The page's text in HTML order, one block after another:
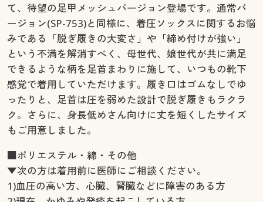
て、待望の足甲メッシュバージョン登場です。通常バ
ージョン(SP-753)と同様に、着圧ソックスに関するお悩
みである「脱ぎ履きの大変さ」や「締め付けが強い」
という不満を解消すべく、母世代、娘世代が共に満足
できるような柄を足首まわりに施して、いつもの靴下
感覚で着用していただけます。履き口はゴムなしでゆ
ったりと、足首は圧を弱めた設計で脱ぎ履きもラクラ
ク。さらに、身長低めさん向けに丈を短くしたサイズ
もご用意しました。
■ポリエステル・綿・その他
▼次の方は着用前に医師にご相談ください。
1)血圧の高い方、心臓、腎臓などに障害のある方